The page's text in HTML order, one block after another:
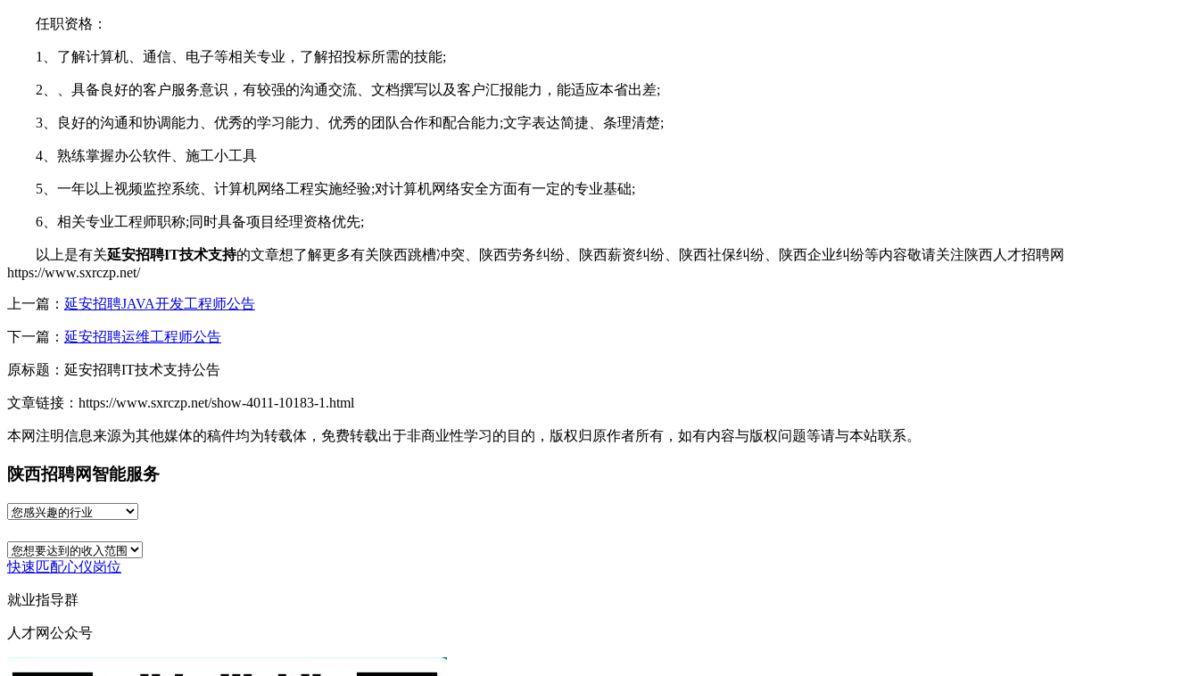
任职资格：
1、了解计算机、通信、电子等相关专业，了解招投标所需的技能;
2、、具备良好的客户服务意识，有较强的沟通交流、文档撰写以及客户汇报能力，能适应本省出差;
3、良好的沟通和协调能力、优秀的学习能力、优秀的团队合作和配合能力;文字表达简捷、条理清楚;
4、熟练掌握办公软件、施工小工具
5、一年以上视频监控系统、计算机网络工程实施经验;对计算机网络安全方面有一定的专业基础;
6、相关专业工程师职称;同时具备项目经理资格优先;
以上是有关延安招聘IT技术支持的文章想了解更多有关陕西跳槽冲突、陕西劳务纠纷、陕西薪资纠纷、陕西社保纠纷、陕西企业纠纷等内容敬请关注陕西人才招聘网
https://www.sxrczp.net/
上一篇： 延安招聘JAVA开发工程师公告
下一篇： 延安招聘运维工程师公告
原标题： 延安招聘IT技术支持公告
文章链接： https://www.sxrczp.net/show-4011-10183-1.html
本网注明信息来源为其他媒体的稿件均为转载体，免费转载出于非商业性学习的目的，版权归原作者所有，如有内容与版权问题等请与本站联系。
陕西招聘网智能服务
快速匹配心仪岗位
就业指导群
人才网公众号